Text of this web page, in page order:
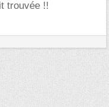
trouvée !!